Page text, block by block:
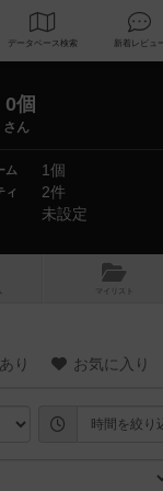
データベース 検索
個
さん
ム 1個
ィ 2件
未設定
マイリスト
り お気に入り